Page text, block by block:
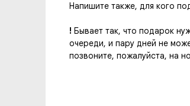
Напишите также, для кого
! Бывает так, что подарок
очереди, и пару дней не
позвоните, пожалуйста, на